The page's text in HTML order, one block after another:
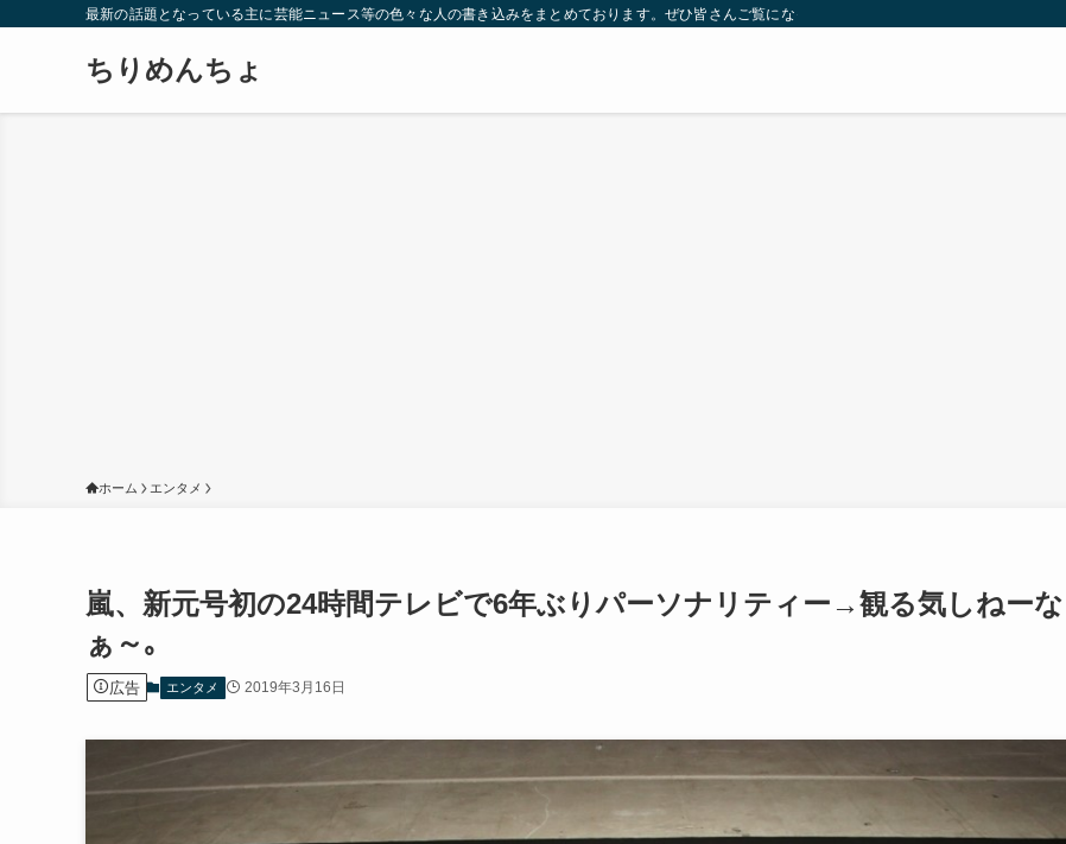
最新の話題となっている主に芸能ニュース等の色々な人の書き込みをまとめております。ぜひ皆さんご覧になっていってください。
ちりめんちょ
ホーム エンタメ
嵐、新元号初の24時間テレビで6年ぶりパーソナリティー→観る気しねーな
ぁ～｡
広告 エンタメ 2019年3月16日